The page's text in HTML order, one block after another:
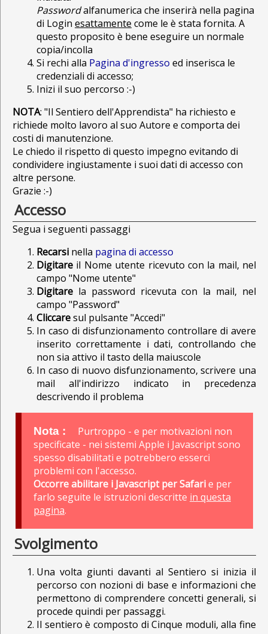
Passwordalfanumerica che inserirà nella pagina
di Login esattamente come le è stata fornita. A
questo proposito è bene eseguire un normale
copia/incolla
Si rechi alla Pagina d'ingresso ed inserisca le
credenziali di accesso;
Inizi il suo percorso :-)
NOTA: "Il Sentiero dell'Apprendista" ha richiesto e
richiede molto lavoro al suo Autore e comporta dei
costi di manutenzione.
Le chiedo il rispetto di questo impegno evitando di
condividere ingiustamente i suoi dati di accesso con
altre persone.
Grazie :-)
Accesso
Segua i seguenti passaggi
Recarsi nella pagina di accesso
Digitare il Nome utente ricevuto con la mail, nel
campo "Nome utente"
Digitare la password ricevuta con la mail, nel
campo "Password"
Cliccaresul pulsante "Accedi"
In caso di disfunzionamento controllare di avere
inserito correttamente i dati, controllando che
non sia attivo il tasto della maiuscole
In caso di nuovo disfunzionamento, scrivere una
mail all'indirizzo indicato in precedenza
descrivendo il problema
Purtroppo - e per motivazioni non
specificate - nei sistemi Apple i Javascript sono
spesso disabilitati e potrebbero esserci
problemi con l'accesso.
Occorre abilitare i Javascript per Safarie per
farlo seguite le istruzioni descritte in questa
pagina.
Svolgimento
Una volta giunti davanti al Sentiero si inizia il
percorso con nozioni di base e informazioni che
permettono di comprendere concetti generali, si
procede quindi per passaggi.
Il sentiero è composto di Cinque moduli, alla fine